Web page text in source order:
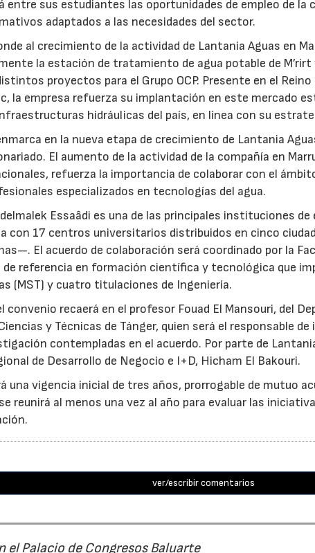
entre sus estudiantes las oportunidades de empleo de la
adaptados a las necesidades del sector.
al crecimiento de la actividad de Lantania Aguas en
la estación de tratamiento de agua potable de M’rirt
proyectos para el Grupo OCP. Presente en el
la empresa refuerza su implantación en este mercado
hidráulicas del país, en línea con su
en la nueva etapa de crecimiento de Lantania
El aumento de la actividad de la compañía en
refuerza la importancia de colaborar con el
especializados en tecnologías del agua.
Essaâdi es una de las principales instituciones
con 17 centros universitarios distribuidos en cinco
El acuerdo de colaboración será coordinado por la
de referencia en formación científica y tecnológica que
(MST) y cuatro titulaciones de Ingeniería.
convenio recaerá en el profesor Fouad El Mansouri, del
y Técnicas de Tánger, quien será el responsable
contempladas en el acuerdo. Por parte de
de Desarrollo de Negocio e I+D, Hicham El Bakouri.
una vigencia inicial de tres años, prorrogable de mutuo
reunirá al menos una vez al año para evaluar las
ver/escribir comentarios
el Palacio de Congresos Baluarte